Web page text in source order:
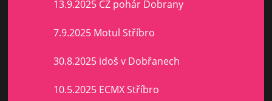
13.9.2025 ČZ pohár Dobrany
7.9.2025 Motul Stříbro
30.8.2025 idoš v Dobřanech
10.5.2025 ECMX Stříbro